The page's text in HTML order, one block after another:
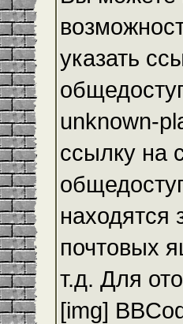
указать
unknown-
ссылку на
находятся
почтовых
т.д. Для
[img]